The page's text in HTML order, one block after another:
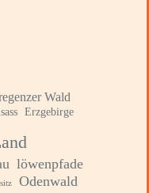
Wald
Erzgebirge
löwenpfade
Odenwald